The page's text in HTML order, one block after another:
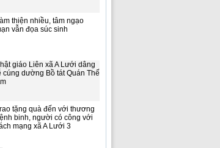
thiện nhiều, tâm ngạo
vẫn đọa súc sinh
giáo Liên xã A Lưới dâng
cúng dường Bồ tát Quán Thế
tặng quà đến với thương
binh, người có công với
mạng xã A Lưới 3